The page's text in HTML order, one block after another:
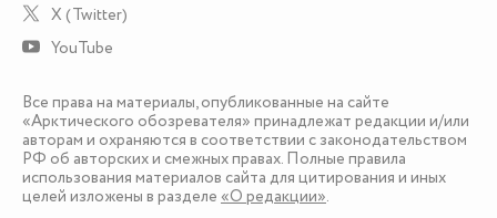
X (Twitter)
YouTube
Все права на материалы, опубликованные на сайте
«Арктического обозревателя» принадлежат редакции и/или
авторам и охраняются в соответствии с законодательством
РФ об авторских и смежных правах. Полные правила
использования материалов сайта для цитирования и иных
целей изложены в разделе «О редакции».